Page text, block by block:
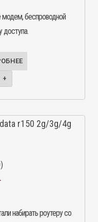
беспроводной
доступа.
+
r150 2g/3g/4g
набирать роутеру со